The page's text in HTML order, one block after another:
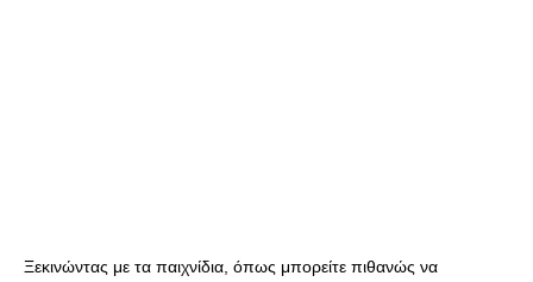
Ξεκινώντας με τα παιχνίδια, όπως μπορείτε πιθανώς να